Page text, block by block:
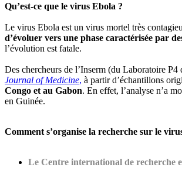
Qu’est-ce que le virus Ebola ?
Le virus Ebola est un virus mortel très
d’évoluer vers une phase caractérisée par
l’évolution est fatale.
Des chercheurs de l’Inserm (du Laboratoire
Journal of Medicine, à partir d’échantillons
Congo et au Gabon. En effet, l’analyse n’a
en Guinée.
Comment s’organise la recherche sur le
Le Centre international de recherche